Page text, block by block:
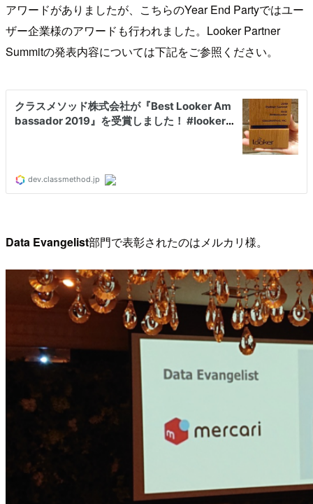
アワードがありましたが、こちらのYear End Partyではユー
ザー企業様のアワードも行われました。Looker Partner
Summitの発表内容については下記をご参照ください。
Data Evangelist部門で表彰されたのはメルカリ様。